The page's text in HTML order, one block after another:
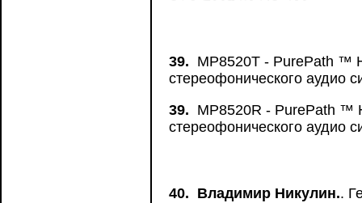
39. MP8520T - PurePath ™
стереофонического аудио
39. MP8520R - PurePath ™
стереофонического аудио
40. Владимир Никулин..